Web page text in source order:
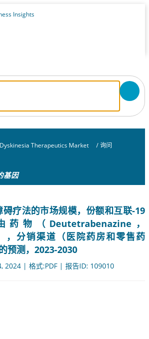
Therapeutics Market / 询问
基因
碍疗法的市场规模，份额和互联-19
物（Deutetrabenazine，
，分销渠道（医院药房和零售药
预测，2023-2030
2024 | 格式:PDF | 报告ID: 109010